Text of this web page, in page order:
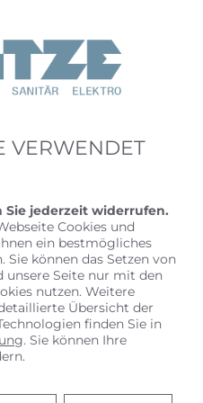
VERWENDET
jederzeit widerrufen.
Cookies und
ein bestmögliches
Sie können das Setzen von
unsere Seite nur mit den
nutzen. Weitere
Übersicht der
finden Sie in
. Sie können Ihre